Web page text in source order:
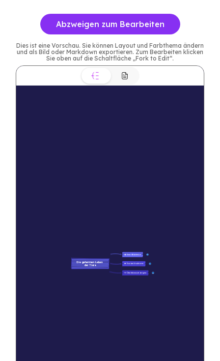
Abzweigen zum Bearbeiten
Dies ist eine Vorschau. Sie können Layout und Farbthema ändern
und als Bild oder Markdown exportieren. Zum Bearbeiten klicken
Sie oben auf die Schaltfläche „Fork to Edit“.
🧠 Grundbausteine 10
👑 Soziale Strukturen
🎯 Überlebensstrategien 48
Die geheimen Leben
der Tiere